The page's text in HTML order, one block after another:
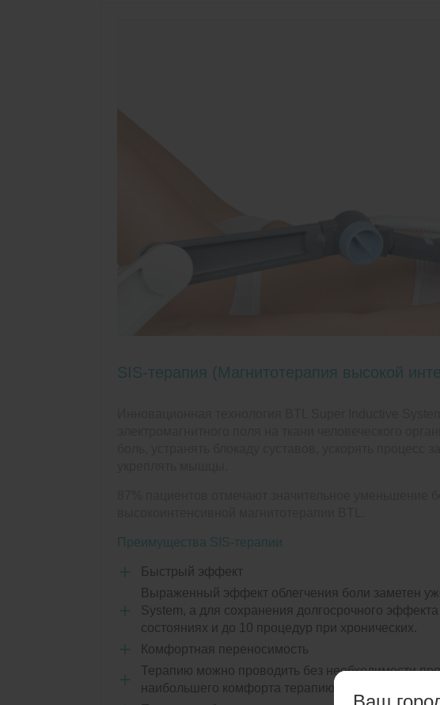
SIS-терапия (Магнитотерапия высокой
Преимущества SIS-терапии
Быстрый эффект
Выраженный эффект облегчения боли заметен
System, а для сохранения долгосрочного
состояниях и до 10 процедур при хронических.
Комфортная переносимость
Терапию можно проводить без необходимости
наибольшего комфорта терапию можно проводить